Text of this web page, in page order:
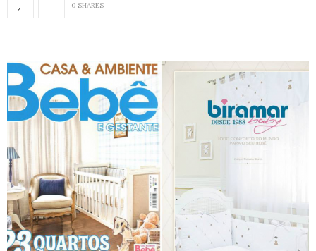
0 SHARES